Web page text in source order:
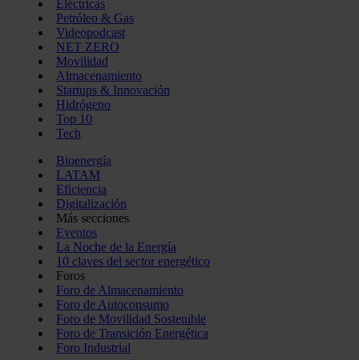
Eléctricas
Petróleo & Gas
Videopodcast
NET ZERO
Movilidad
Almacenamiento
Startups & Innovación
Hidrógeno
Top 10
Tech
Bioenergía
LATAM
Eficiencia
Digitalización
Más secciones
Eventos
La Noche de la Energía
10 claves del sector energético
Foros
Foro de Almacenamiento
Foro de Autoconsumo
Foro de Movilidad Sostenible
Foro de Transición Energética
Foro Industrial